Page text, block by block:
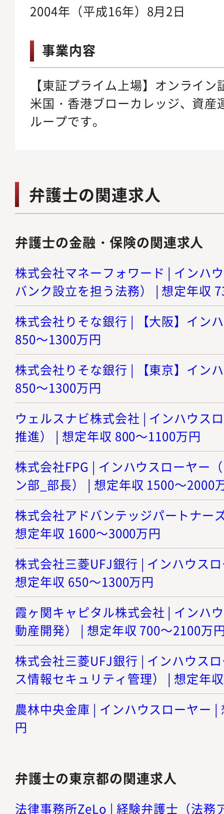
2004年（平成16年）8月2日
事業内容
【東証プライム上場】オンライ
米国・香港ブローカレッジ、資産
ループです。
弁護士の関連求人
弁護士の金融・保険の関連求人
株式会社マネーフォワード | インハ
バンク設立を担う法務） | 想定年収
株式会社りそな銀行 | 【大阪】イン
850～1300万円
株式会社りそな銀行 | 【東京】イン
850～1300万円
ウェルスナビ株式会社 | インハウス
推進） | 想定年収 800～1100万円
株式会社FPG | インハウスローヤー
ン部_部長） | 想定年収 1500～2000
株式会社アドバンテッジパートナー
想定年収 1600～3000万円
株式会社三菱UFJ銀行 | インハウス
想定年収 650～1300万円
霞ヶ関キャピタル株式会社 | インハ
動産開発） | 想定年収 700～2100万
株式会社三菱UFJ銀行 | インハウス
ス情報セキュリティ管理） | 想定年
農林中央金庫 | インハウスローヤー
円
弁護士の東京都の関連求人
法律事務所ZeLo | 経験弁護士（法務